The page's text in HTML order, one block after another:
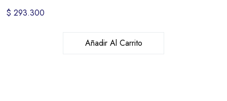
$ 293.300
Añadir Al Carrito